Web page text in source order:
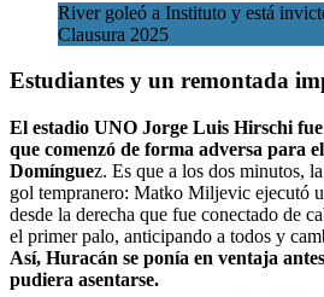
River goleó a Instituto y está
Clausura 2025
Estudiantes y un remontada
El estadio UNO Jorge Luis Hirschi
que comenzó de forma adversa para
Domínguez. Es que a los dos minutos,
gol tempranero: Matko Miljevic ejecutó
desde la derecha que fue conectado de
el primer palo, anticipando a todos y
Así, Huracán se ponía en ventaja
pudiera asentarse.